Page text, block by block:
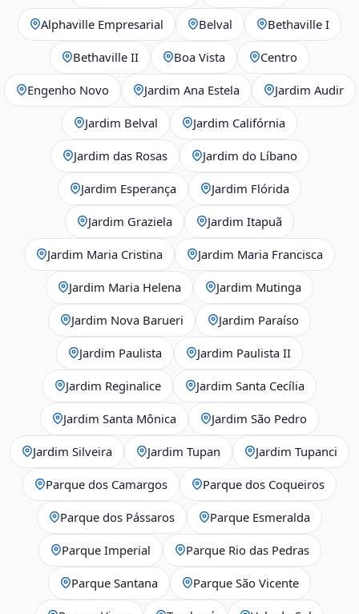
Alphaville Empresarial Belval Bethaville I
Bethaville II Boa Vista Centro
Engenho Novo Jardim Ana Estela Jardim Audir
Jardim Belval Jardim Califórnia
Jardim das Rosas Jardim do Líbano
Jardim Esperança Jardim Flórida
Jardim Graziela Jardim Itapuã
Jardim Maria Cristina Jardim Maria Francisca
Jardim Maria Helena Jardim Mutinga
Jardim Nova Barueri Jardim Paraíso
Jardim Paulista Jardim Paulista II
Jardim Reginalice Jardim Santa Cecília
Jardim Santa Mônica Jardim São Pedro
Jardim Silveira Jardim Tupan Jardim Tupanci
Parque dos Camargos Parque dos Coqueiros
Parque dos Pássaros Parque Esmeralda
Parque Imperial Parque Rio das Pedras
Parque Santana Parque São Vicente